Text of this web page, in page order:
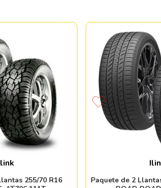
255/70 R16
Paquete de 2